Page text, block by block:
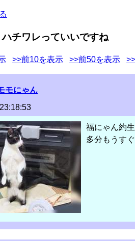
ハチワレっていいですね
>>前10を表示 >>前50を表示
モにゃん
福にゃん約
多分もうす